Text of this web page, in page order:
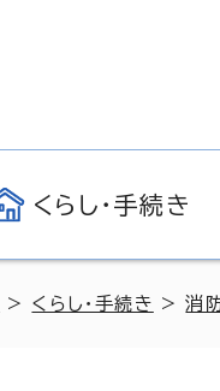
くらし・手続き
> くらし・手続き >消